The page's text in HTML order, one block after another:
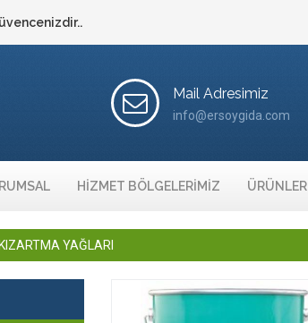
Mail Adresimiz
info@ersoygida.com
HİZMET BÖLGELERİMİZ ÜRÜNLER
KIZARTMA YAĞLARI